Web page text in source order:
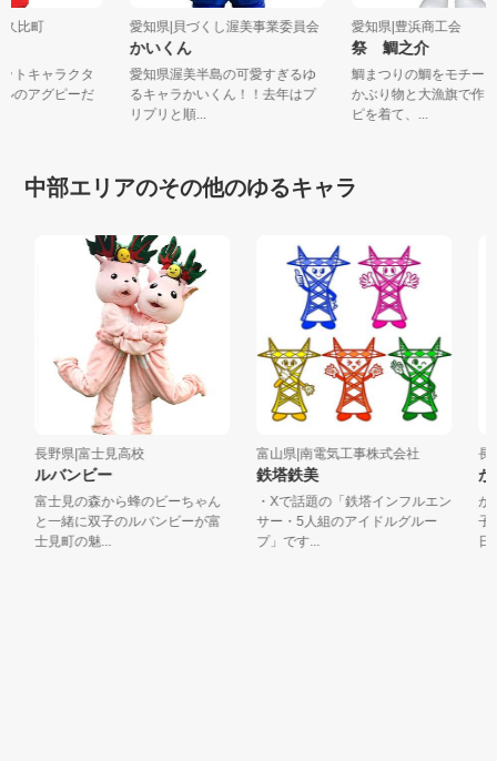
久比町
ットキャラクタ
ルのアグピーだ
愛知県|貝づくし渥美事業委員会
かいくん
愛知県渥美半島の可愛すぎるゆ
るキャラかいくん！！去年はプ
リプリと順...
愛知県|豊浜商工会
祭 鯛之介
鯛まつりの鯛をモチー
かぶり物と大漁旗で作
ピを着て、...
中部エリアのその他のゆるキャラ
長野県|富士見高校
ルバンビー
富士見の森から蜂のビーちゃん
と一緒に双子のルバンビーが富
士見町の魅...
富山県|南電気工事株式会社
鉄塔鉄美
・Xで話題の「鉄塔インフルエン
サー・5人組のアイドルグルー
プ」です...
長
か
か
子
日